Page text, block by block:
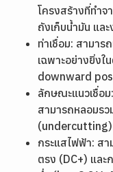
โครงสร้างที่ทำจ
ถังเก็บน้ำมัน แล
ท่าเชื่อม: สามาร
เฉพาะอย่างยิ่ง
downward
ลักษณะแนวเชื่อม
สามารถหลอมรว
(undercutting)
กระแสไฟฟ้า: สา
ตรง (DC+) และ